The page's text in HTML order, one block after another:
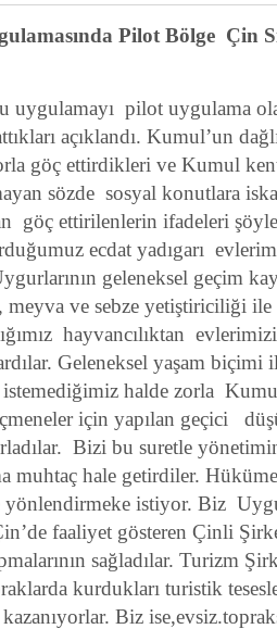
Pilot Bölge Çin
pilot uygulama
açıklandı. Kumul’un
göç ettirdikleri ve Kumul
sözde sosyal konutlara
göç ettirilenlerin ifadeleri
ecdat yadıgarı
geleneksel geçim
meyva ve sebze yetiştiriciliği
hayvancılıktan
Geleneksel yaşam
halde zorla
için yapılan geçici
Bizi bu suretle
muhtaç hale getirdiler.
istiyor. Biz
faaliyet gösteren Çinli
sağladılar. Turizm
kurdukları turistik
Biz